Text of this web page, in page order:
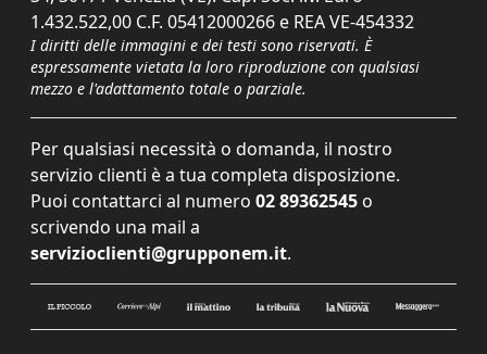
1.432.522,00 C.F. 05412000266 e REA VE-454332
I diritti delle immagini e dei testi sono riservati. È
espressamente vietata la loro riproduzione con qualsiasi
mezzo e l'adattamento totale o parziale.
Per qualsiasi necessità o domanda, il nostro
servizio clienti è a tua completa disposizione.
Puoi contattarci al numero 02 89362545 o
scrivendo una mail a
servizioclienti@grupponem.it.